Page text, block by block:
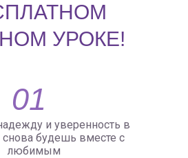
УРОКЕ!
01
и уверенность в
снова будешь вместе с
любимым